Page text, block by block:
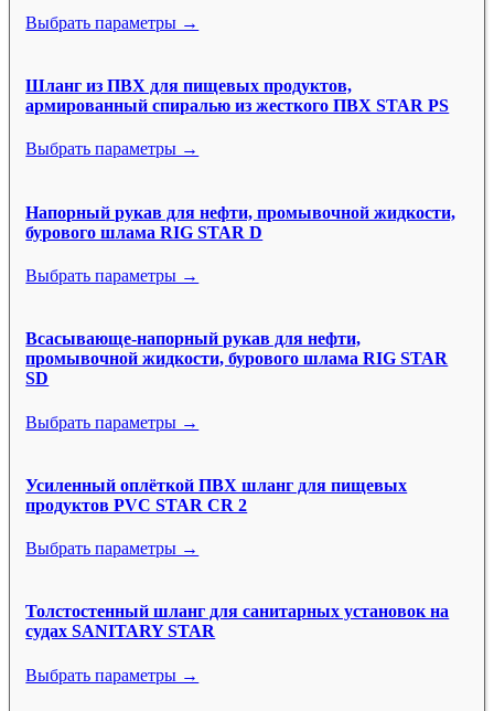
Выбрать параметры →
Шланг из ПВХ для пищевых продуктов,
армированный спиралью из жесткого ПВХ STAR PS
Выбрать параметры →
Напорный рукав для нефти, промывочной жидкости,
бурового шлама RIG STAR D
Выбрать параметры →
Всасывающе-напорный рукав для нефти,
промывочной жидкости, бурового шлама RIG STAR
SD
Выбрать параметры →
Усиленный оплёткой ПВХ шланг для пищевых
продуктов PVC STAR CR 2
Выбрать параметры →
Толстостенный шланг для санитарных установок на
судах SANITARY STAR
Выбрать параметры →